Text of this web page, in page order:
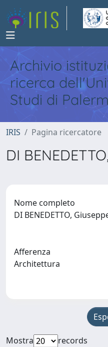
Archivio
ricerca
Studi di
IRIS Pagina ricercatore
DI
Nome completo
DI BENEDETTO,
Afferenza
Architettura
Mostra
records